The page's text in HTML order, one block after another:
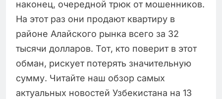
наконец, очередной трюк от мошенников.
На этот раз они продают квартиру в
районе Алайского рынка всего за 32
тысячи долларов. Тот, кто поверит в этот
обман, рискует потерять значительную
сумму. Читайте наш обзор самых
актуальных новостей Узбекистана на 13